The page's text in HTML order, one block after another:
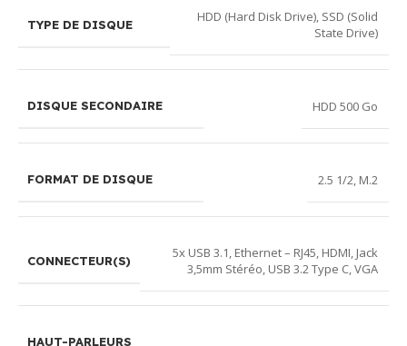
TYPE DE DISQUE HDD (Hard Disk Drive), SSD (Solid
State Drive)
DISQUE SECONDAIRE HDD 500 Go
FORMAT DE DISQUE 2.5 1/2, M.2
CONNECTEUR(S) 5x USB 3.1, Ethernet – RJ45, HDMI, Jack
3,5mm Stéréo, USB 3.2 Type C,VGA
HAUT-PARLEURS